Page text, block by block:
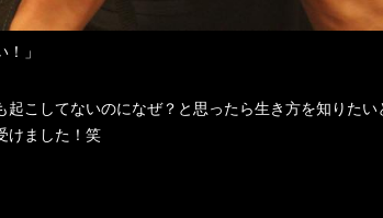
」
起こしてないのになぜ？と思ったら生き方を知りたい
けました！笑